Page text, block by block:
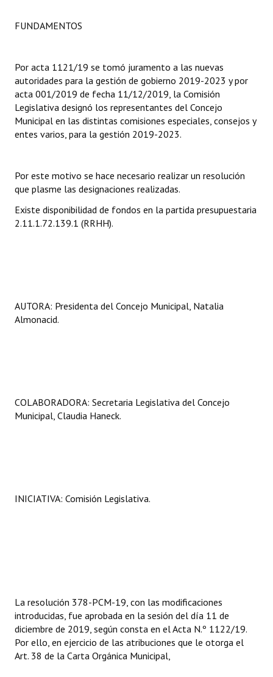
FUNDAMENTOS
Por acta 1121/19 se tomó juramento a las nuevas
autoridades para la gestión de gobierno 2019-2023 y por
acta 001/2019 de fecha 11/12/2019, la Comisión
Legislativa designó los representantes del Concejo
Municipal en las distintas comisiones especiales, consejos y
entes varios, para la gestión 2019-2023.
Por este motivo se hace necesario realizar un resolución
que plasme las designaciones realizadas.
Existe disponibilidad de fondos en la partida presupuestaria
2.11.1.72.139.1 (RRHH).
AUTORA: Presidenta del Concejo Municipal, Natalia
Almonacid.
COLABORADORA: Secretaria Legislativa del Concejo
Municipal, Claudia Haneck.
INICIATIVA: Comisión Legislativa.
La resolución 378-PCM-19, con las modificaciones
introducidas, fue aprobada en la sesión del día 11 de
diciembre de 2019, según consta en el Acta N.º 1122/19.
Por ello, en ejercicio de las atribuciones que le otorga el
Art. 38 de la Carta Orgánica Municipal,